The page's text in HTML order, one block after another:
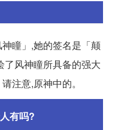
瞳」,她的签名是「颠
风神瞳所具备的强大
注意,原神中的。
有吗?